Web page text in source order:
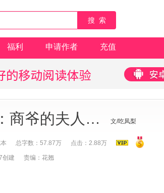
搜 索
福利 申请作者 充值
团宠小甜精：商爷的夫人又甜又飒 文/吃凤梨
总字数：57.87万 点击：2.88万
创建 责编：花翘